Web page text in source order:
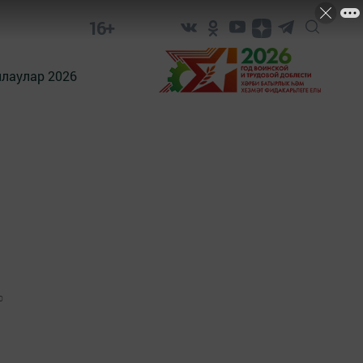
16+
2026